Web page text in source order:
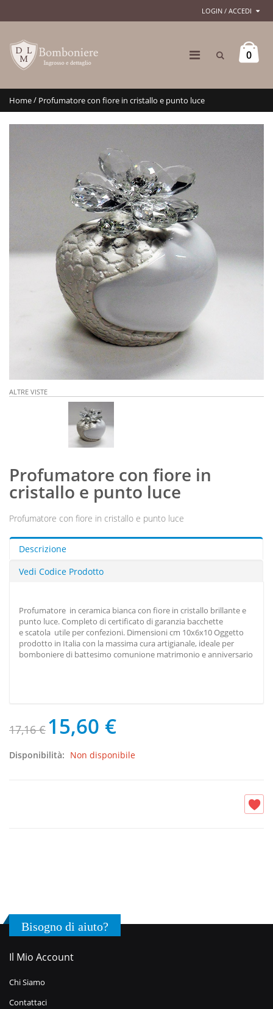
LOGIN / ACCEDI
0
Home/ Profumatore con fiore in cristallo e punto luce
ALTRE VISTE
Profumatore con fiore in
cristallo e punto luce
Profumatore con fiore in cristallo e punto luce
Descrizione
Vedi Codice Prodotto
Profumatore in ceramica bianca con fiore in cristallo brillante e
punto luce. Completo di certificato di garanzia bacchette
e scatola utile per confezioni. Dimensioni cm 10x6x10 Oggetto
prodotto in Italia con la massima cura artigianale, ideale per
bomboniere di battesimo comunione matrimonio e anniversario
17,16 € 15,60 €
Disponibilità: Non disponibile
Bisogno di aiuto?
Il Mio Account
Chi Siamo
Contattaci